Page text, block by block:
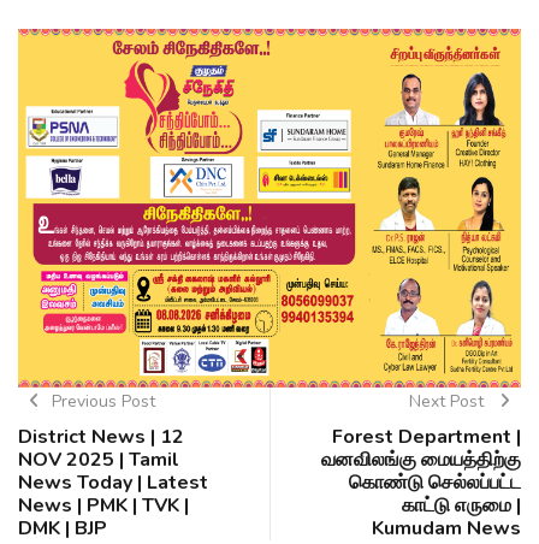
Previous Post
District News | 12
NOV 2025 | Tamil
News Today | Latest
News | PMK | TVK |
DMK | BJP
Next Post
Forest Department |
வனவிலங்கு மையத்திற்கு
கொண்டு செல்லப்பட்ட
காட்டு எருமை |
Kumudam News